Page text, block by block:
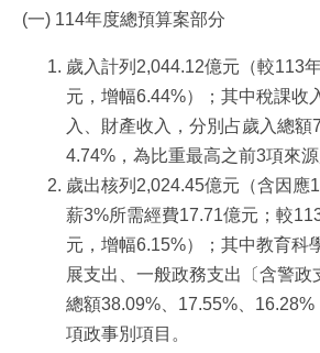
(一) 114年度總預算案部分
歲入計列2,044.12億元（較113
元，增幅6.44%）；其中稅課收
入、財產收入，分別占歲入總額
4.74%，為比重最高之前3項來源
歲出核列2,024.45億元（含因應
薪3%所需經費17.71億元；較
元，增幅6.15%）；其中教育科
展支出、一般政務支出〔含警政
總額38.09%、17.55%、
項政事別項目。